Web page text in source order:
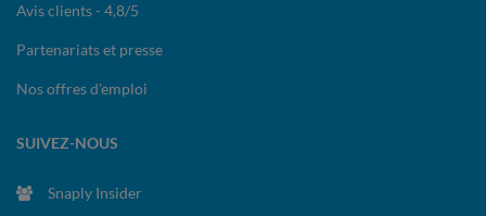
Avis clients - 4,8/5
Partenariats et presse
Nos offres d'emploi
SUIVEZ-NOUS
Snaply Insider